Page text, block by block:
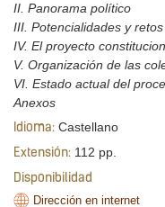
II. Panorama político
III. Potencialidades y
IV. El proyecto
V. Organización de las
VI. Estado actual del
Anexos
Idioma: Castellano
Extensión: 112 pp.
Disponibilidad
Dirección en internet